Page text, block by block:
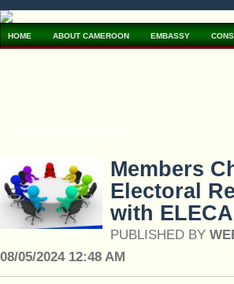
HOME ABOUT CAMEROON EMBASSY
Members
Electoral
with
PUBLISHED BY
08/05/2024 12:48 AM